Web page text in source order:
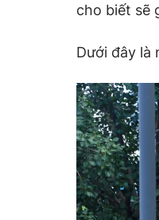
cho biết sẽ
Dưới đây là